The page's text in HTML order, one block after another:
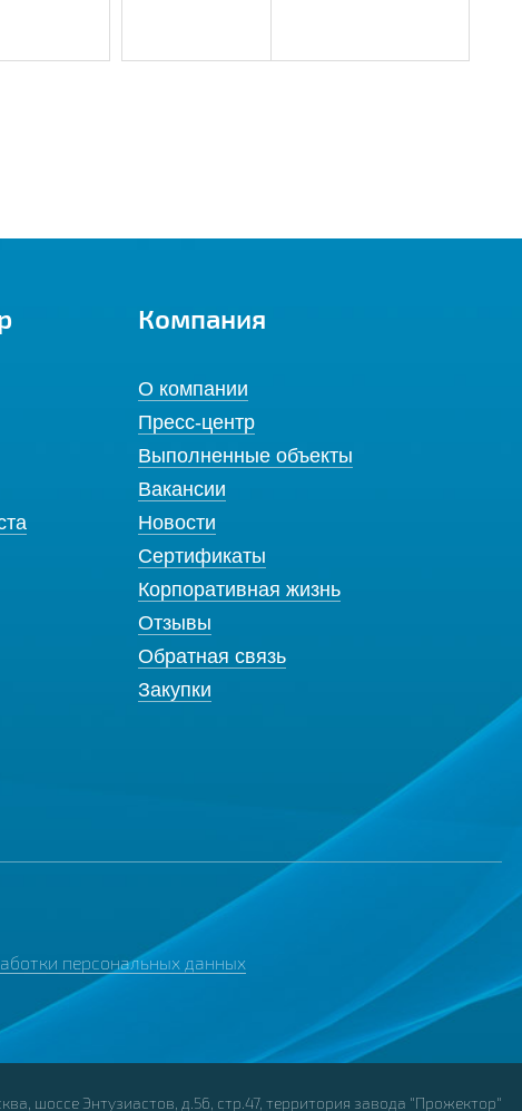
Компания
О компании
Пресс-центр
Выполненные объекты
Вакансии
Новости
Сертификаты
Корпоративная жизнь
Отзывы
Обратная связь
Закупки
персональных данных
шоссе Энтузиастов, д.56, стр.47, территория завода "Прожектор"